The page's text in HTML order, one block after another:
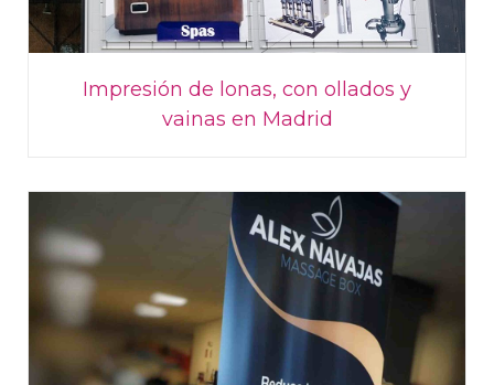
Impresión de lonas, con ollados y
vainas en Madrid